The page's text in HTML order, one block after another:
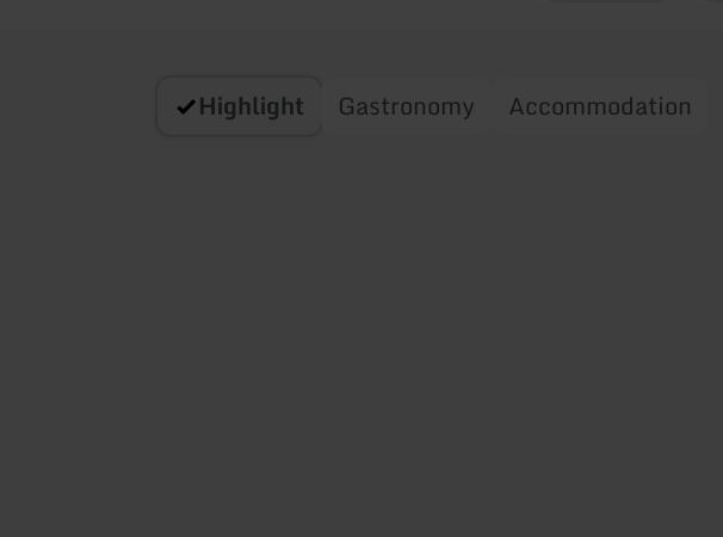
Highlight Gastronomy Accommodation